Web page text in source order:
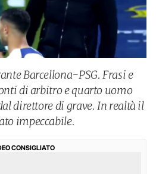
Barcellona-PSG. Frasi e
di arbitro e quarto uomo
direttore di grave. In realtà il
impeccabile.
CONSIGLIATO